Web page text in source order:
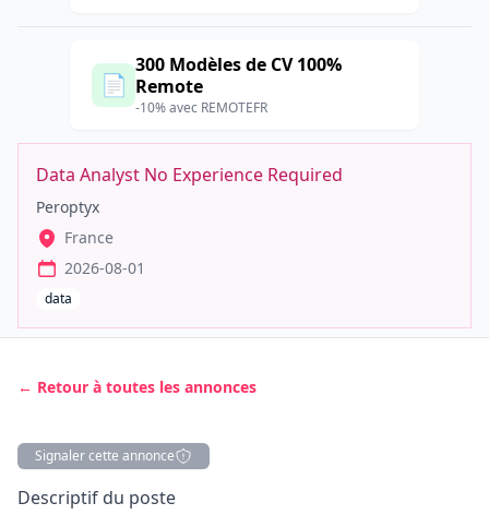
📄
300 Modèles de CV 100%
Remote
-10% avec REMOTEFR
Data Analyst No Experience Required
Peroptyx
France
2026-08-01
data
← Retour à toutes les annonces
Signaler cette annonce
Description
Descriptif du poste